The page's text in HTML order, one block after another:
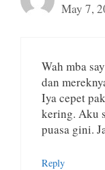
May 7,
Wah mba
dan
Iya cepet
kering. Aku
puasa gini.
Reply